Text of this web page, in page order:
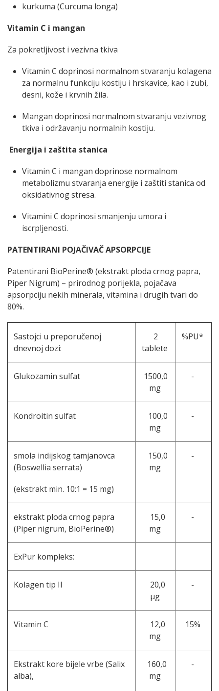
kurkuma (Curcuma longa)
Vitamin C i mangan
Za pokretljivost i vezivna tkiva
Vitamin C doprinosi normalnom stvaranju kolagena
za normalnu funkciju kostiju i hrskavice, kao i zubi,
desni, kože i krvnih žila.
Mangan doprinosi normalnom stvaranju vezivnog
tkiva i održavanju normalnih kostiju.
Energija i zaštita stanica
Vitamin C i mangan doprinose normalnom
metabolizmu stvaranja energije i zaštiti stanica od
oksidativnog stresa.
Vitamini C doprinosi smanjenju umora i
iscrpljenosti.
PATENTIRANI POJAČIVAČ APSORPCIJE
Patentirani BioPerine® (ekstrakt ploda crnog papra,
Piper Nigrum) – prirodnog porijekla, pojačava
apsorpciju nekih minerala, vitamina i drugih tvari do
80%.
Sastojci u preporučenoj
dnevnoj dozi:
2
tablete
%PU*
Glukozamin sulfat
1500,0
mg
-
Kondroitin sulfat
100,0
mg
-
smola indijskog tamjanovca
(Boswellia serrata)
(ekstrakt min. 10:1 = 15 mg)
150,0
mg
-
ekstrakt ploda crnog papra
(Piper nigrum, BioPerine®)
15,0
mg
-
ExPur kompleks:
Kolagen tip II
20,0
μg
-
Vitamin C
12,0
mg
15%
Ekstrakt kore bijele vrbe (Salix
alba),
160,0
mg
-